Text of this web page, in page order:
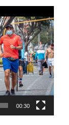
00:30